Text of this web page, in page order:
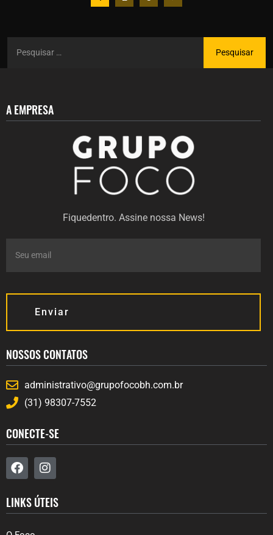
A EMPRESA
Fiquedentro. Assine nossa News!
Enviar
NOSSOS CONTATOS
administrativo@grupofocobh.com.br
(31) 98307-7552
CONECTE-SE
LINKS ÚTEIS